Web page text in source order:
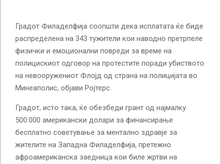
Градот Филаделфија соопшти дека исплатата ќе биде
распределена на 343 тужители кои наводно претрпеле
физички и емоционални повреди за време на
полицискиот одговор на протестите поради убиството
на невооружениот Флојд од страна на полицијата во
Минеаполис, објави Ројтерс.
Градот, исто така, ќе обезбеди грант од најмалку
500.000 американски долари за финансирање
бесплатно советување за ментално здравје за
жителите на Западна Филаделфија, претежно
афроамериканска заедница кои биле жртви на